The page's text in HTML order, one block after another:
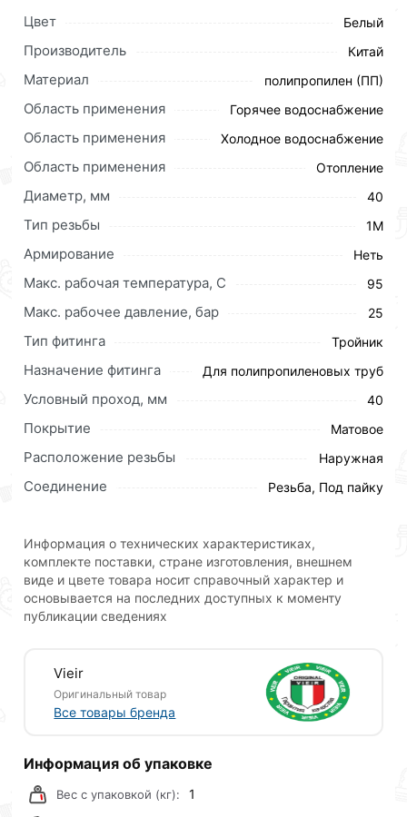
Для приобретения данной позиции, кликните
мышкой«Добавить в корзину»
«Быстрый заказ»
заказ позвонив по контактам указанным на сайте.
Условия доставки и цены на товар Тройник ПП
комбинированный Ф 40 х 1 Ш х 40 ViEiR (60/5шт)
Наши профессиональные менеджеры обработают
заказ и свяжутся с Вами для согласования условий
доставки или самовывоза.Перед оформлением
онлайн заказа рекомендуем ознакомиться с
описанием, характеристиками и отзывами.
сертифицирован,
соответствует всем стандартам качества. Возврат
купленного товарa в течение 30 дней (наличие чека
обязательно).
Цвет Белый
Производитель Китай
Материал полипропилен (ПП)
Область применения Горячее водоснабжение
Область применения Холодное водоснабжение
Область применения Отопление
Диаметр, мм 40
Тип резьбы 1М
Армирование Неть
Макс. рабочая температура, C 95
Макс. рабочее давление, бар 25
Тип фитинга Тройник
Назначение фитинга Для полипропиленовых труб
Условный проход, мм 40
Покрытие Матовое
Расположение резьбы Наружная
Соединение Резьба, Под пайку
Информация о технических характеристиках,
комплекте поставки, стране изготовления, внешнем
виде и цвете товара носит справочный характер и
основывается на последних доступных к моменту
публикации сведениях
Vieir
Оригинальный товар
Все товары бренда
Информация об упаковке
Вес с упаковкой (кг): 1